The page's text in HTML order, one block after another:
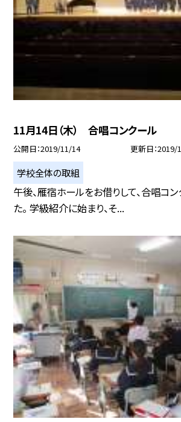
11月14日（木） 合唱コンクール
公開日 2019/11/14 更新日 2019/
学校全体の取組
午後、雁宿ホールをお借りして、合唱コ
た。 学級紹介に始まり、そ...